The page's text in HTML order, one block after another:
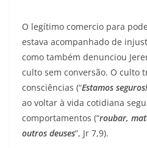
O legítimo comercio para
estava acompanhado de
como também denunciou
culto sem conversão. O culto
consciências (“Estamos seguros!
ao voltar à vida cotidiana
comportamentos (“roubar,
outros deuses”, Jr 7,9).